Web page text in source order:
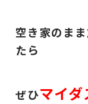
空き家のま
たら
ぜひマイダ